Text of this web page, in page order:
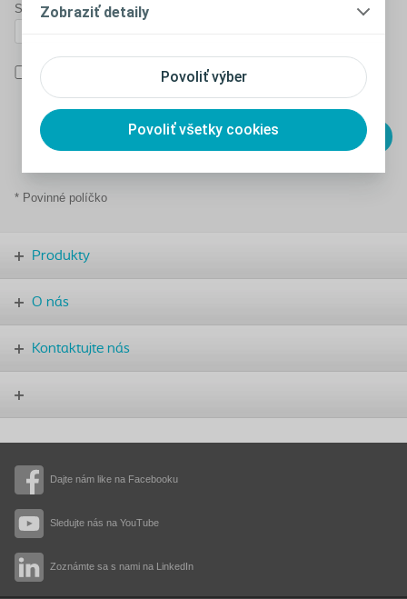
Povoliť výber
Povoliť všetky cookies
Zobraziť detaily
Správa
Prečítal/la som si podmienky súhlasuso spracovaním osobných
údajov a svoj súhlas vyjadrujem zaškrtnutím tohto políčka.
* Povinné políčko
Dajte nám like na Facebooku
Sledujte nás na YouTube
Zoznámte sa s nami na LinkedIn
Produkty
O nás
Kontaktujte nás